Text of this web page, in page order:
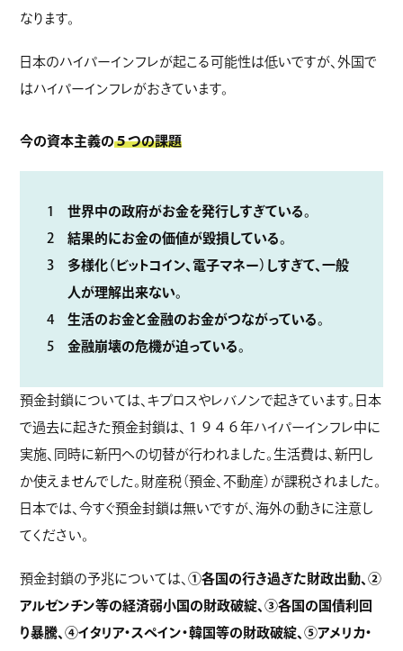
なります。
日本のハイパーインフレが起こる可能性は低いですが、外国で
はハイパーインフレがおきています。
今の資本主義の５つの課題
世界中の政府がお金を発行しすぎている。
結果的にお金の価値が毀損している。
多様化（ビットコイン、電子マネー）しすぎて、一般
人が理解出来ない。
生活のお金と金融のお金がつながっている。
金融崩壊の危機が迫っている。
預金封鎖については、キプロスやレバノンで起きています。日本
で過去に起きた預金封鎖は、１９４６年ハイパーインフレ中に
実施、同時に新円への切替が行われました。生活費は、新円し
か使えませんでした。財産税（預金、不動産）が課税されました。
日本では、今すぐ預金封鎖は無いですが、海外の動きに注意し
てください。
預金封鎖の予兆については、①各国の行き過ぎた財政出動、②
アルゼンチン等の経済弱小国の財政破綻、③各国の国債利回
り暴騰、④イタリア・スペイン・韓国等の財政破綻、⑤アメリカ・